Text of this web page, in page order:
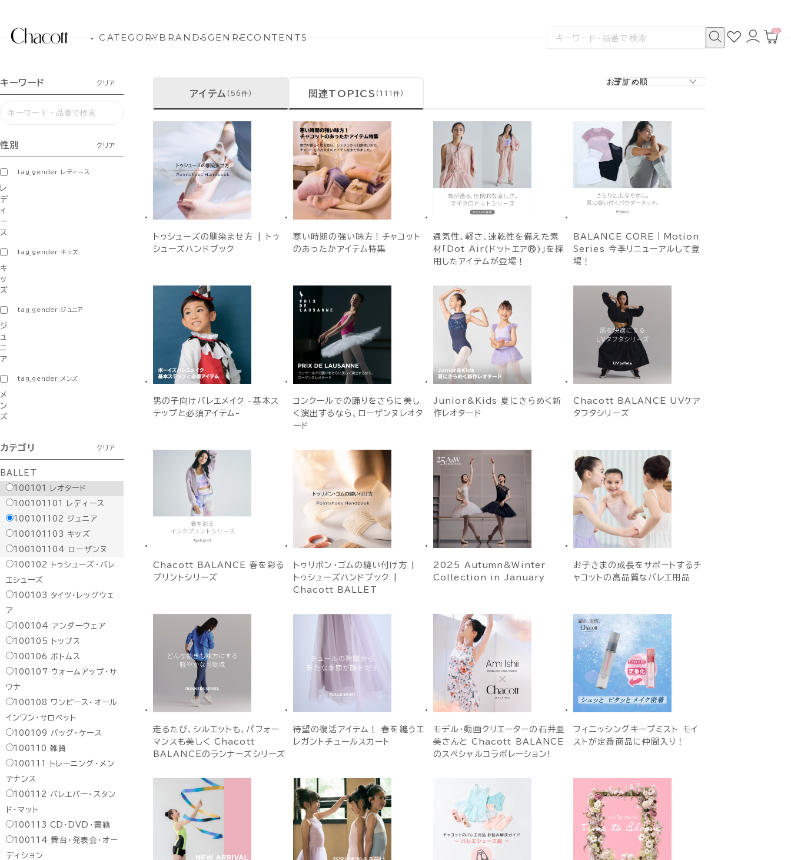
CATEGORYBRANDSGENRECONTENTS
検
お
気
ロ
グ
カ
0
キーワード クリア
性別 クリア
tag_gender:レディース
レ
デ
ィ
ー
ス
tag_gender:キッズ
キ
ッ
ズ
tag_gender:ジュニア
ジ
ュ
ニ
ア
tag_gender:メンズ
メ
ン
ズ
カテゴリ クリア
BALLET
100101
レオタード
100101101
レディース
100101102 ジュニア
100101103
キッズ
100101104
ローザンヌ
100102
トゥシューズ・バレ
エシューズ
100103 タイツ・レッグウェ
ア
100104 アンダーウェア
100105
トップス
100106
ボトムス
100107
ウォームアップ・サ
ウナ
100108
ワンピース・オール
インワン・サロペット
100109
バッグ・ケース
100110 雑貨
100111
トレーニング・メン
テナンス
100112
バレエバー・スタン
ド・マット
100113 CD・DVD・書籍
100114 舞台・発表会・オー
ディション
アイテム (56件) 関連TOPICS (111件)
トゥシューズの馴染ませ方 | トゥ
シューズハンドブック
寒い時期の強い味方！チャコット
のあったかアイテム特集
通気性、軽さ、速乾性を備えた素
材「Dot Air(ドットエア®)」を採
用したアイテムが登場！
BALANCE CORE｜Motion
Series 今季リニューアルして登
場！
男の子向けバレエメイク -基本ス
テップと必須アイテム-
コンクールでの踊りをさらに美し
く演出するなら、ローザンヌレオタ
ード
Junior&Kids 夏にきらめく新
作レオタード
Chacott BALANCE UVケア
タフタシリーズ
Chacott BALANCE 春を彩る
プリントシリーズ
トゥリボン・ゴムの縫い付け方 |
トゥシューズハンドブック |
Chacott BALLET
2025 Autumn&Winter
Collection in January
お子さまの成長をサポートするチ
ャコットの高品質なバレエ用品
走るたび、シルエットも、パフォー
マンスも美しく Chacott
BALANCEのランナーズシリーズ
待望の復活アイテム！ 春を纏うエ
レガントチュールスカート
モデル・動画クリエーターの石井亜
美さんと Chacott BALANCE
のスペシャルコラボレーション!
フィニッシングキープミスト モイ
ストが定番商品に仲間入り！